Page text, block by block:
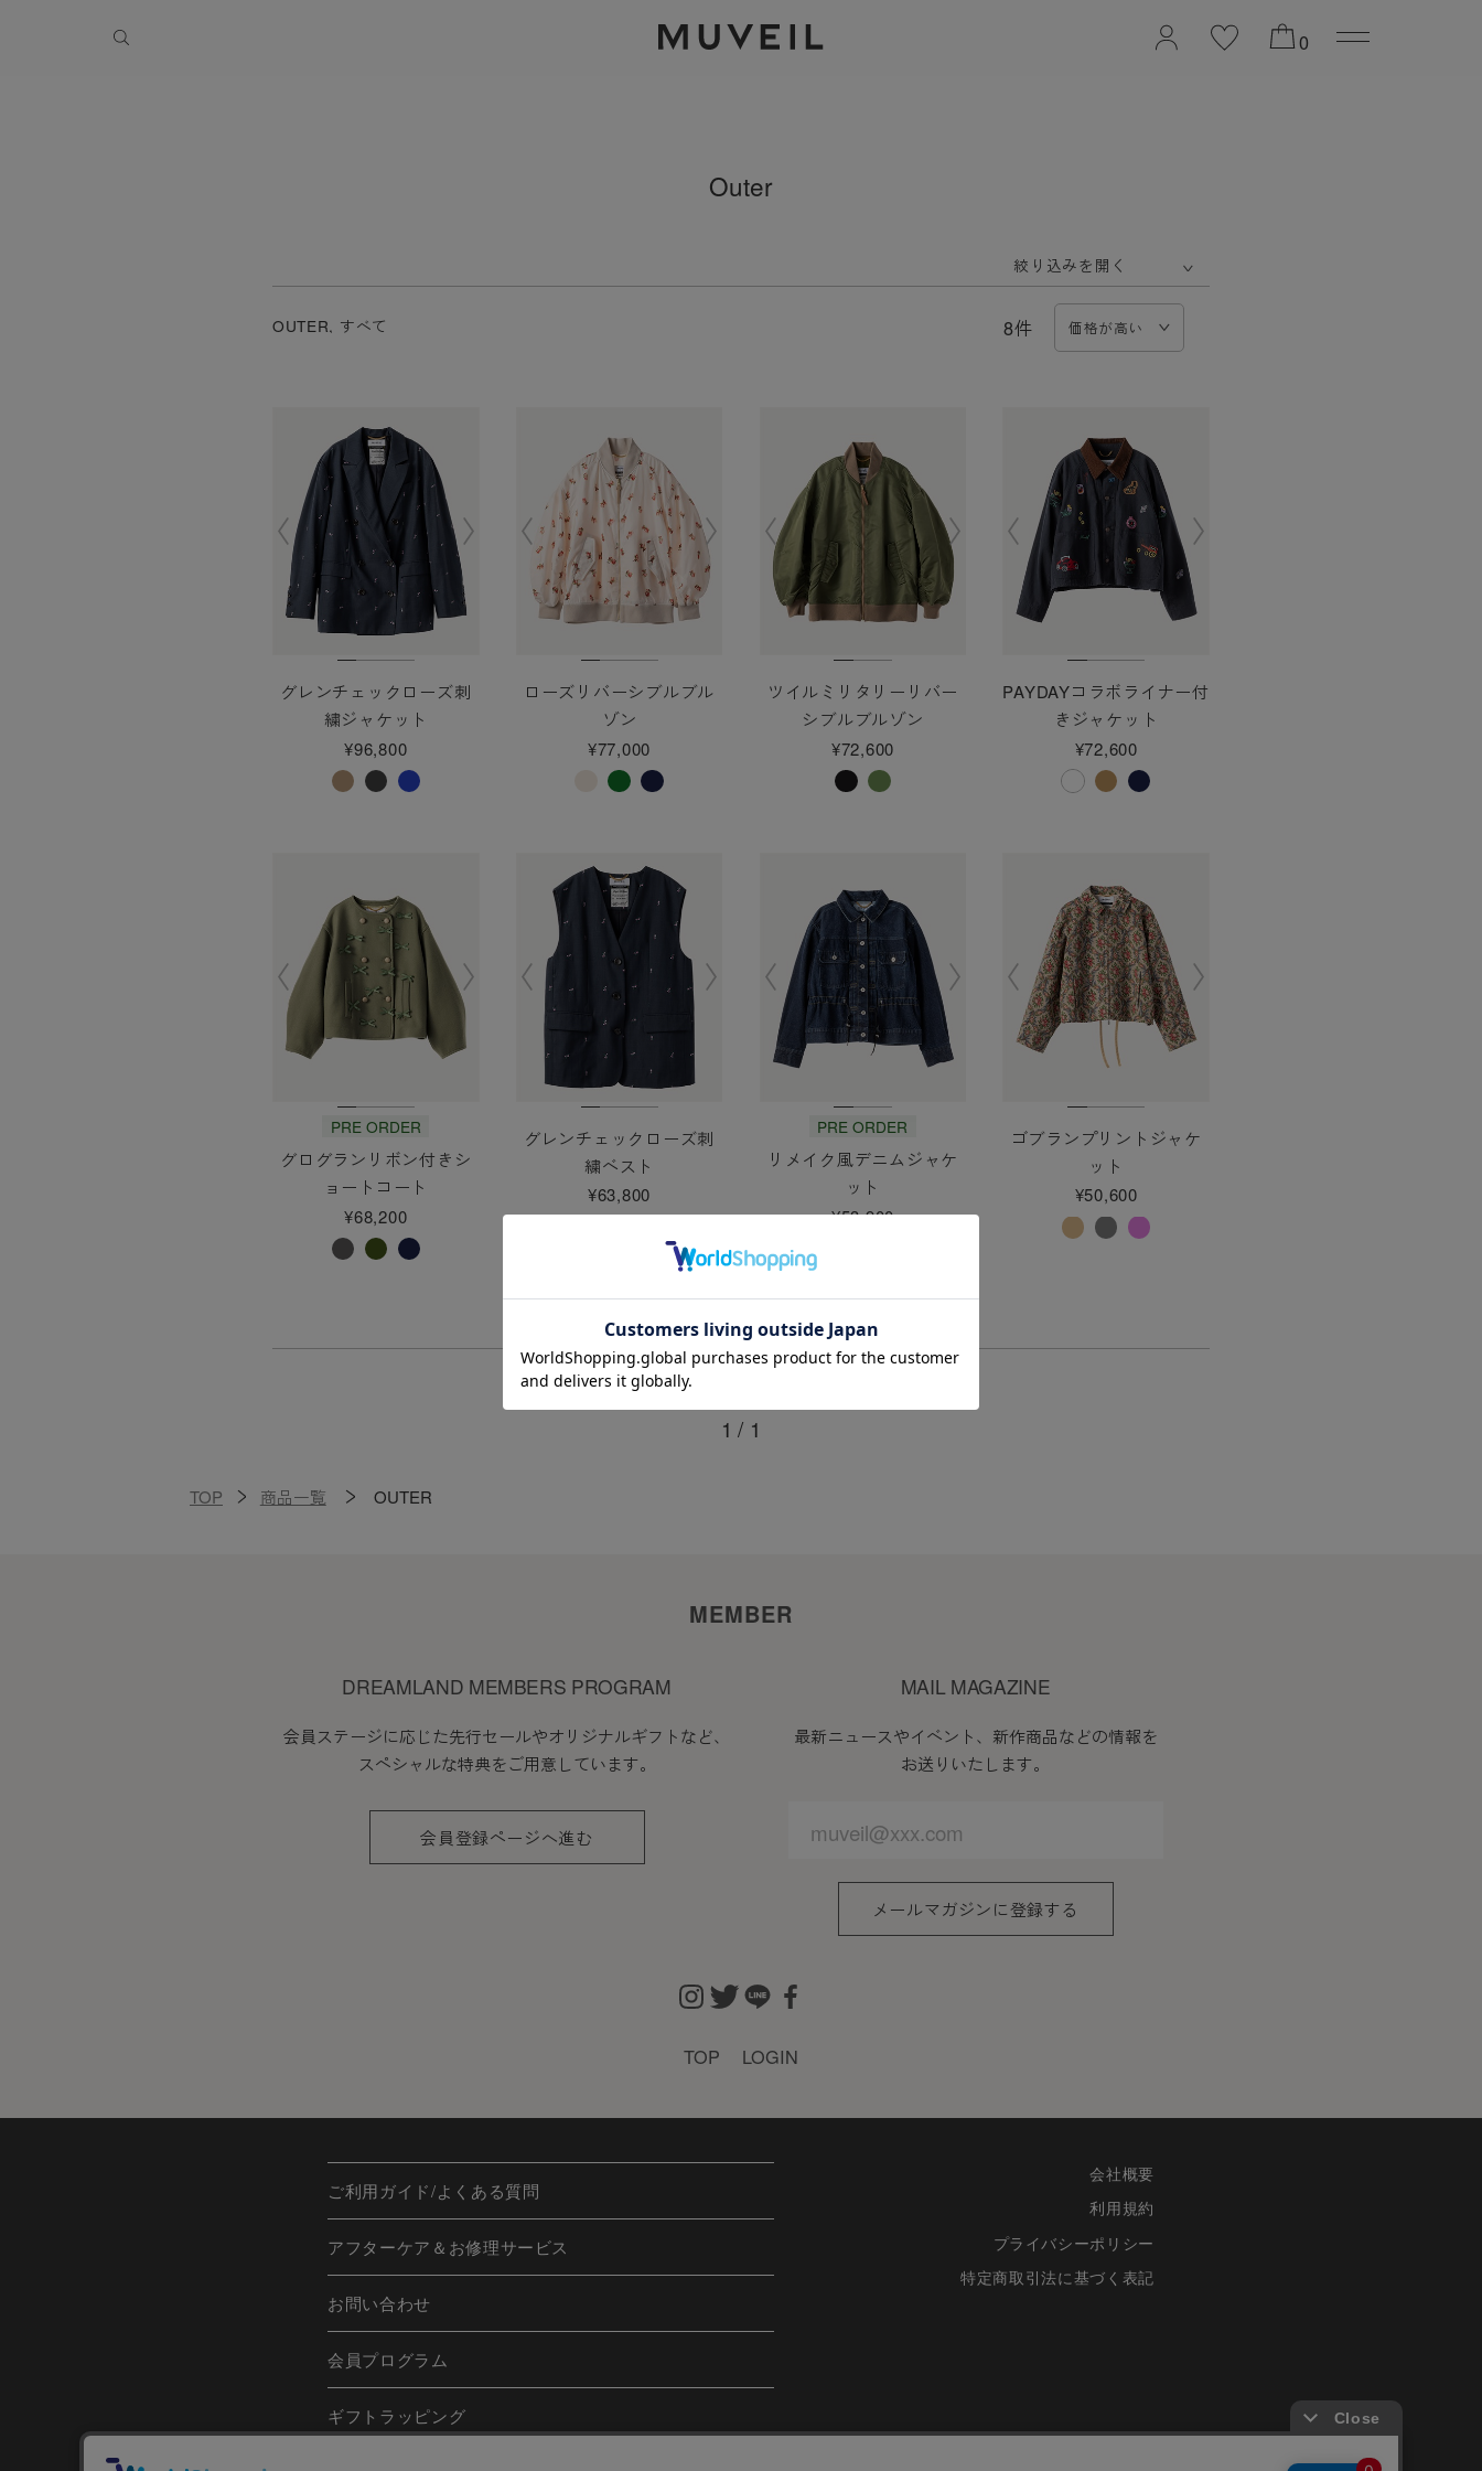
休業のお知らせ 2026 AUTUMN WINTER COLLECTION 2026 PREFALL
0
Outer
絞り込みを開く
OUTER, すべて 8件 価格が高い
グレンチェックローズ刺
繍ジャケット
¥96,800
ローズリバーシブルブル
ゾン
¥77,000
ツイルミリタリーリバー
シブルブルゾン
¥72,600
PAYDAYコラボライナー付
きジャケット
¥72,600
PRE ORDER
グログランリボン付きシ
ョートコート
¥68,200
グレンチェックローズ刺
繍ベスト
¥63,800
PRE ORDER
リメイク風デニムジャケ
ット
¥53,900
ゴブランプリントジャケ
ット
¥50,600
1 / 1
TOP 商品一覧 OUTER
MEMBER
DREAMLAND MEMBERS PROGRAM
会員ステージに応じた先行セールやオリジナルギフトなど、
スペシャルな特典をご用意しています。
会員登録ページへ進む
MAIL MAGAZINE
最新ニュースやイベント、新作商品などの情報を
お送りいたします。
メールマガジンに登録する
TOP LOGIN
ご利用ガイド/よくある質問
アフターケア＆お修理サービス
お問い合わせ
会員プログラム
ギフトラッピング
会社概要
利用規約
プライバシーポリシー
特定商取引法に基づく表記